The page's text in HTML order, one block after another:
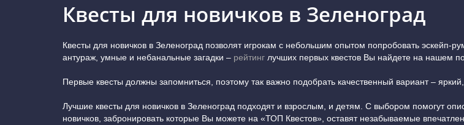
Квесты для новичков в Зеленоград
Квесты для новичков в Зеленоград позволят игрокам с небольшим опытом попробовать эскейп-
антураж, умные и небанальные загадки – рейтинг лучших первых квестов Вы найдете на нашем
Первые квесты должны запомниться, поэтому так важно подобрать качественный вариант –
Лучшие квесты для новичков в Зеленоград подходят и взрослым, и детям. С выбором помогут
новичков, забронировать которые Вы можете на «ТОП Квестов», оставят незабываемые